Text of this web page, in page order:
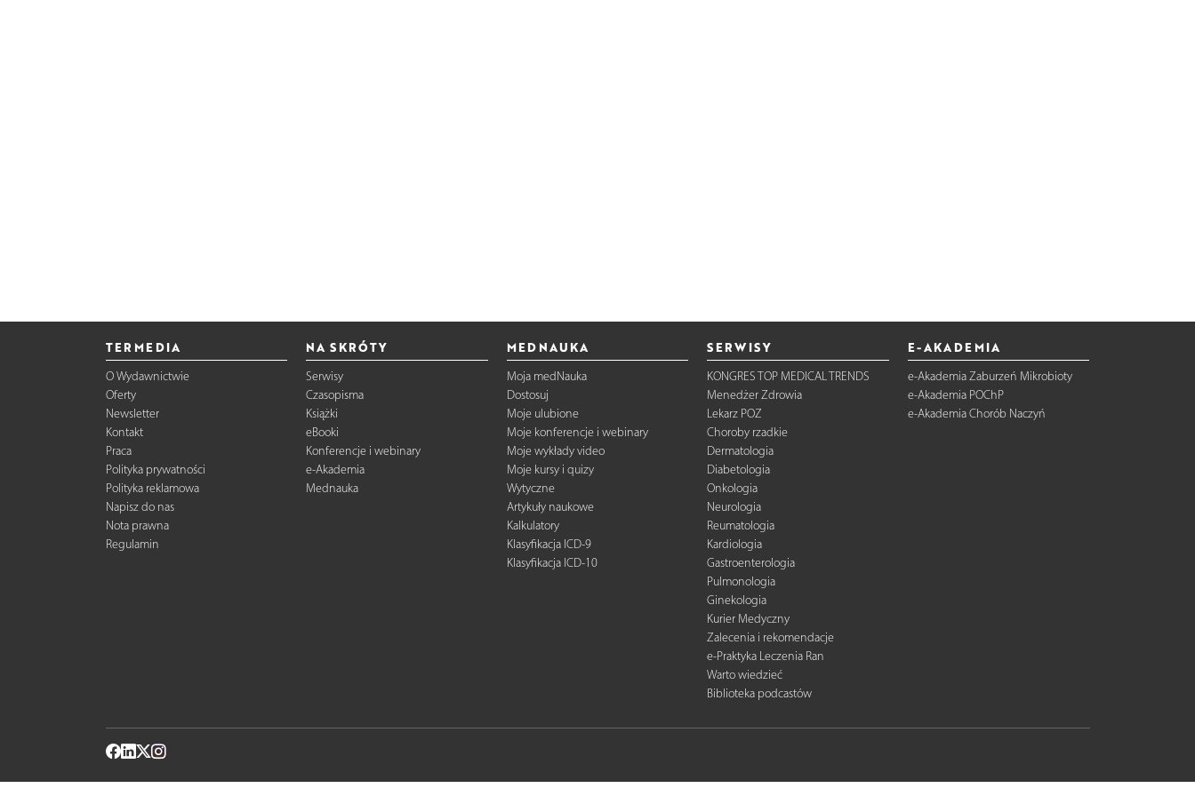
TERMEDIA
O Wydawnictwie
Oferty
Newsletter
Kontakt
Praca
Polityka prywatności
Polityka reklamowa
Napisz do nas
Nota prawna
Regulamin
NA SKRÓTY
Serwisy
Czasopisma
Książki
eBooki
Konferencje i webinary
e-Akademia
Mednauka
MEDNAUKA
Moja medNauka
Dostosuj
Moje ulubione
Moje konferencje i webinary
Moje wykłady video
Moje kursy i quizy
Wytyczne
Artykuły naukowe
Kalkulatory
Klasyfikacja ICD-9
Klasyfikacja ICD-10
SERWISY
KONGRES TOP MEDICAL TRENDS
Menedżer Zdrowia
Lekarz POZ
Choroby rzadkie
Dermatologia
Diabetologia
Onkologia
Neurologia
Reumatologia
Kardiologia
Gastroenterologia
Pulmonologia
Ginekologia
Kurier Medyczny
Zalecenia i rekomendacje
e-Praktyka Leczenia Ran
Warto wiedzieć
Biblioteka podcastów
E-AKADEMIA
e-Akademia Zaburzeń Mikrobioty
e-Akademia POChP
e-Akademia Chorób Naczyń